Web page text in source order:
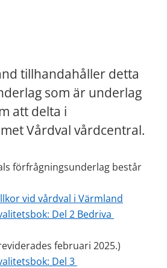
tillhandahåller detta
som är underlag
att delta i
Vårdval vårdcentral.
förfrågningsunderlag består
vid vårdval i Värmland
Del 2 Bedriva
februari 2025.)
Del 3